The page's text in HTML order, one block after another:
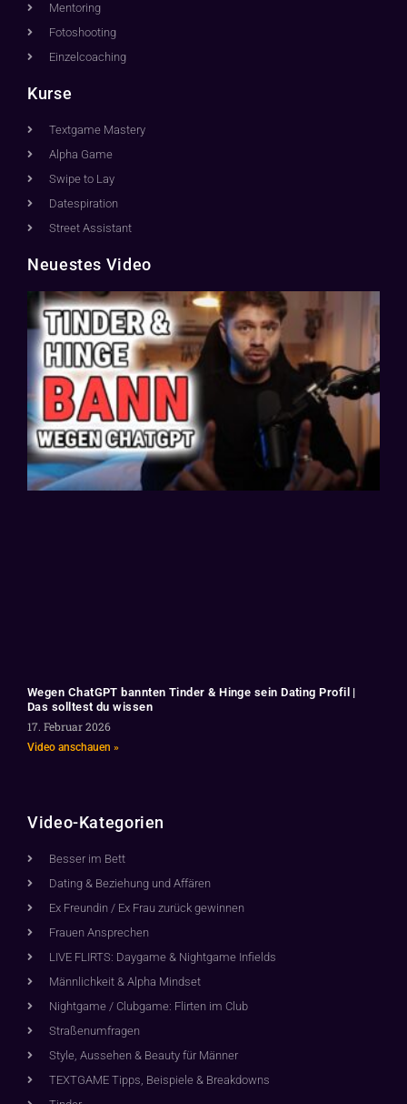
Mentoring
Fotoshooting
Einzelcoaching
Kurse
Textgame Mastery
Alpha Game
Swipe to Lay
Datespiration
Street Assistant
Neuestes Video
Wegen ChatGPT bannten Tinder & Hinge sein Dating Profil |
Das solltest du wissen
17. Februar 2026
Video anschauen »
Video-Kategorien
Besser im Bett
Dating & Beziehung und Affären
Ex Freundin / Ex Frau zurück gewinnen
Frauen Ansprechen
LIVE FLIRTS: Daygame & Nightgame Infields
Männlichkeit & Alpha Mindset
Nightgame / Clubgame: Flirten im Club
Straßenumfragen
Style, Aussehen & Beauty für Männer
TEXTGAME Tipps, Beispiele & Breakdowns